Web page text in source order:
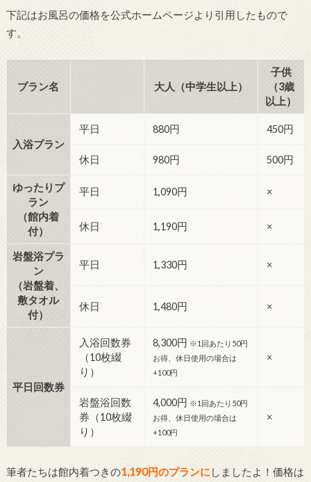
下記はお風呂の価格を公式ホームページより引用したもので
す。
プラン名 大人（中学生以上）
子供
（3歳
以上）
入浴プラン
平日 880円 450円
休日 980円 500円
ゆったりプ
ラン
（館内着
付）
平日 1,090円 ×
休日 1,190円 ×
岩盤浴プラ
ン
（岩盤着、
敷タオル
付）
平日 1,330円 ×
休日 1,480円 ×
平日回数券
入浴回数券
（10枚綴
り）
8,300円 ※1回あたり50円
お得、休日使用の場合は
+100円
×
岩盤浴回数
券（10枚綴
り）
4,000円 ※1回あたり50円
お得、休日使用の場合は
+100円
×
筆者たちは館内着つきの1,190円のプランに しましたよ！価格は